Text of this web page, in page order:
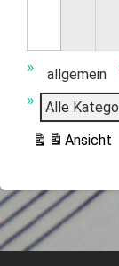
allgemein
Alle
Ansicht
ausdrucken